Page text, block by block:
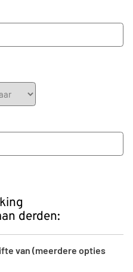
derden:
van (meerdere opties